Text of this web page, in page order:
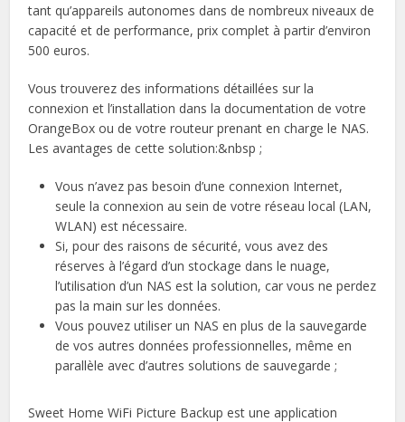
tant qu’appareils autonomes dans de nombreux niveaux de
capacité et de performance, prix complet à partir d’environ
500 euros.
Vous trouverez des informations détaillées sur la
connexion et l’installation dans la documentation de votre
OrangeBox ou de votre routeur prenant en charge le NAS.
Les avantages de cette solution:&nbsp ;
Vous n’avez pas besoin d’une connexion Internet,
seule la connexion au sein de votre réseau local (LAN,
WLAN) est nécessaire.
Si, pour des raisons de sécurité, vous avez des
réserves à l’égard d’un stockage dans le nuage,
l’utilisation d’un NAS est la solution, car vous ne perdez
pas la main sur les données.
Vous pouvez utiliser un NAS en plus de la sauvegarde
de vos autres données professionnelles, même en
parallèle avec d’autres solutions de sauvegarde ;
Sweet Home WiFi Picture Backup est une application